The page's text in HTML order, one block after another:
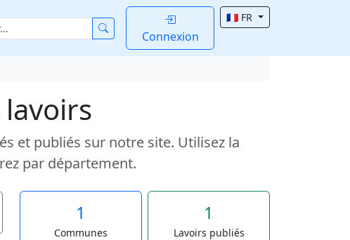
Connexion
🇫🇷 FR
et publiés sur notre site. Utilisez la
par département.
1
Communes
1
Lavoirs publiés